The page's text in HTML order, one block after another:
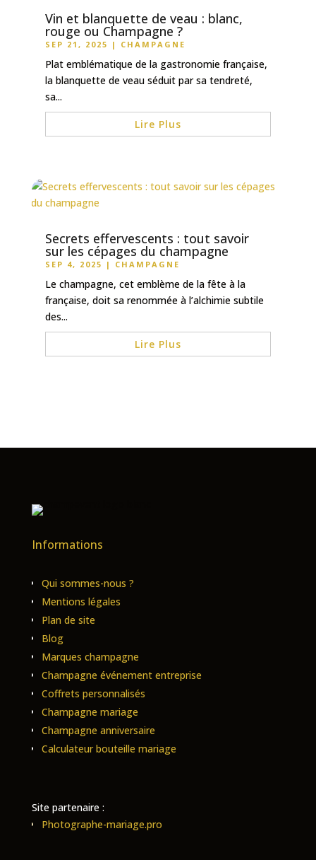
Vin et blanquette de veau : blanc,
rouge ou Champagne ?
SEP 21, 2025 | CHAMPAGNE
Plat emblématique de la gastronomie française,
la blanquette de veau séduit par sa tendreté,
sa...
Lire Plus
Secrets effervescents : tout savoir
sur les cépages du champagne
SEP 4, 2025 | CHAMPAGNE
Le champagne, cet emblème de la fête à la
française, doit sa renommée à l’alchimie subtile
des...
Lire Plus
Informations
Qui sommes-nous ?
Mentions légales
Plan de site
Blog
Marques champagne
Champagne événement entreprise
Coffrets personnalisés
Champagne mariage
Champagne anniversaire
Calculateur bouteille mariage
Site partenaire :
Photographe-mariage.pro